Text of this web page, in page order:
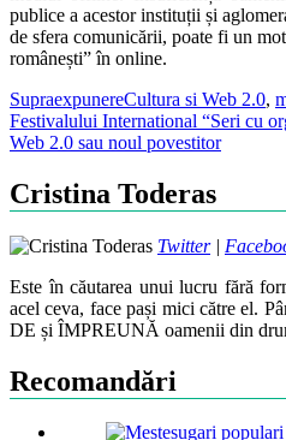
publice a acestor instituții și
de sfera comunicării, poate fi un
românești” în online.
SupraexpunereCultura si Web 2.0,
Post
navigation
Festivalului International “Seri cu
Web 2.0 sau noul povestitor
Cristina Toderas
Twitter|
Este în căutarea unui lucru fără
acel ceva, face pași mici către el.
DE și ÎMPREUNĂ oamenii din
Recomandări